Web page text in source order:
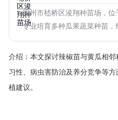
宿州市嵇桥区浚翔种苗场，位
专业培育多种瓜果蔬菜种苗，
介绍： 本文探讨辣椒苗与黄瓜相
习性、病虫害防治及养分竞争等
植建议。